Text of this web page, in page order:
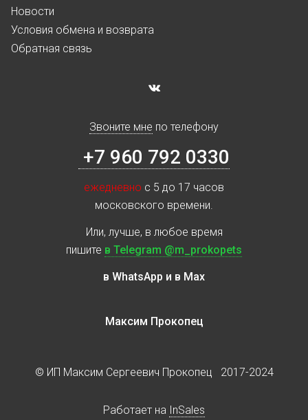
Новости
Условия обмена и возврата
Обратная связь
Звоните мне по телефону
+7 960 792 0330
ежедневно с 5 до 17 часов
московского времени.
Или, лучше, в любое время
пишите в Telegram @m_prokopets
в WhatsApp и в Max
Максим Прокопец
© ИП Максим Сергеевич Прокопец 2017-2024
Работает на InSales